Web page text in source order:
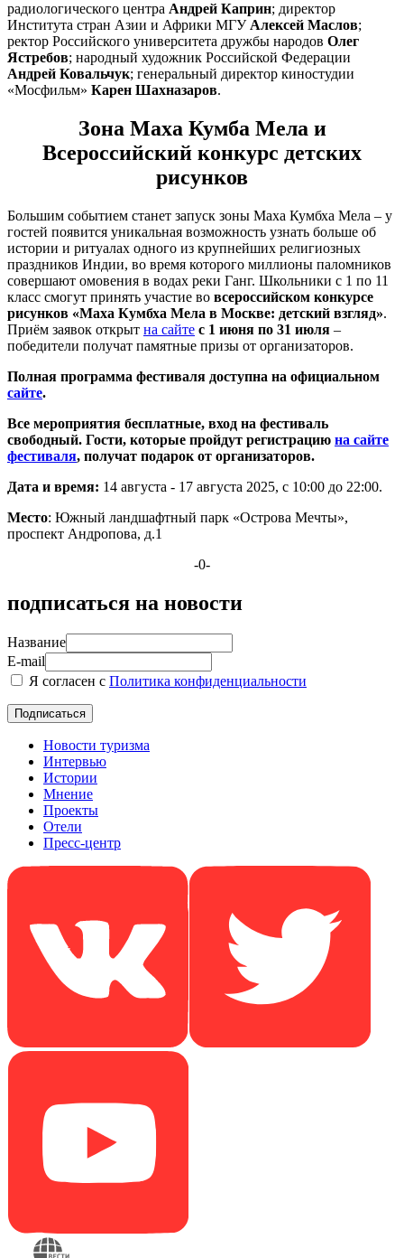
радиологического центра Андрей Каприн; директор
Института стран Азии и Африки МГУ Алексей Маслов;
ректор Российского университета дружбы народов Олег
Ястребов; народный художник Российской Федерации
Андрей Ковальчук; генеральный директор киностудии
«Мосфильм» Карен Шахназаров.
Зона Маха Кумба Мела и
Всероссийский конкурс детских
рисунков
Большим событием станет запуск зоны Маха Кумбха Мела – у
гостей появится уникальная возможность узнать больше об
истории и ритуалах одного из крупнейших религиозных
праздников Индии, во время которого миллионы паломников
совершают омовения в водах реки Ганг. Школьники с 1 по 11
класс смогут принять участие во всероссийском конкурсе
рисунков «Маха Кумбха Мела в Москве: детский взгляд».
Приём заявок открыт на сайте с 1 июня по 31 июля –
победители получат памятные призы от организаторов.
Полная программа фестиваля доступна на официальном
сайте.
Все мероприятия бесплатные, вход на фестиваль
свободный. Гости, которые пройдут регистрацию на сайте
фестиваля, получат подарок от организаторов.
Дата и время: 14 августа - 17 августа 2025, с 10:00 до 22:00.
Место: Южный ландшафтный парк «Острова Мечты»,
проспект Андропова, д.1
-0-
подписаться на новости
Название
E-mail
Я согласен с Политика конфиденциальности
Новости туризма
Интервью
Истории
Мнение
Проекты
Отели
Пресс-центр